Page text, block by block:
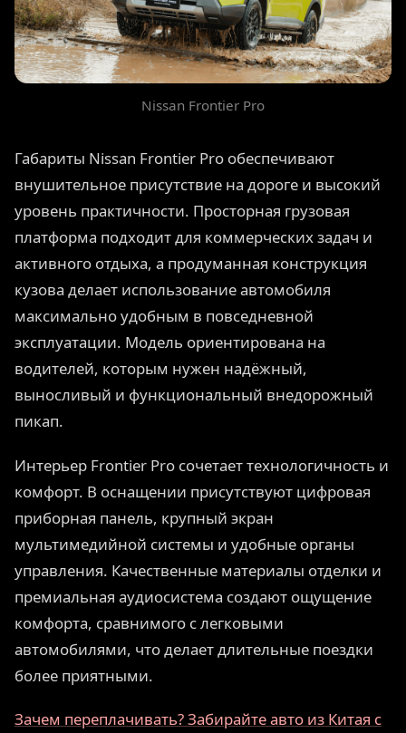
Nissan Frontier Pro
Габариты Nissan Frontier Pro обеспечивают
внушительное присутствие на дороге и высокий
уровень практичности. Просторная грузовая
платформа подходит для коммерческих задач и
активного отдыха, а продуманная конструкция
кузова делает использование автомобиля
максимально удобным в повседневной
эксплуатации. Модель ориентирована на
водителей, которым нужен надёжный,
выносливый и функциональный внедорожный
пикап.
Интерьер Frontier Pro сочетает технологичность и
комфорт. В оснащении присутствуют цифровая
приборная панель, крупный экран
мультимедийной системы и удобные органы
управления. Качественные материалы отделки и
премиальная аудиосистема создают ощущение
комфорта, сравнимого с легковыми
автомобилями, что делает длительные поездки
более приятными.
Зачем переплачивать? Забирайте авто из Китая с